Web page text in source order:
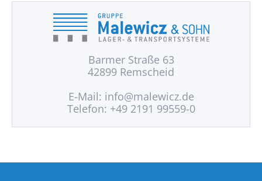
Barmer Straße 63
42899 Remscheid
E-Mail: info@malewicz.de
Telefon: +49 2191 99559-0